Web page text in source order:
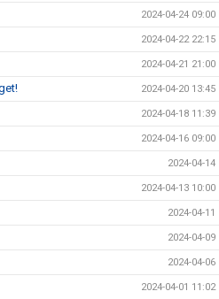
2024-04-24 09:00
2024-04-22 22:15
2024-04-21 21:00
2024-04-20 13:45
2024-04-18 11:39
2024-04-16 09:00
2024-04-14
2024-04-13 10:00
2024-04-11
2024-04-09
2024-04-06
2024-04-01 11:02